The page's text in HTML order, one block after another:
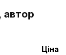
автор
Ціна